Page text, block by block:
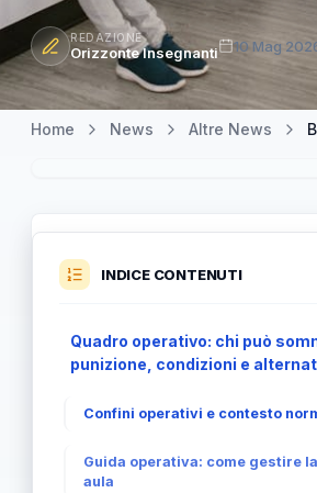
REDAZIONE
Orizzonte Insegnanti 10 Mag
Home News Altre News
INDICE CONTENUTI
Quadro operativo: chi può
punizione, condizioni e
Confini operativi e contesto
Guida operativa: come gestire
aula